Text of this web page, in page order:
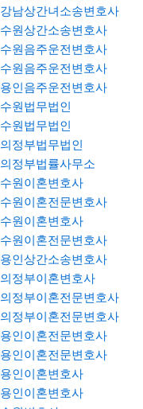
강남상간녀소송변호사
수원상간소송변호사
수원음주운전변호사
수원음주운전변호사
용인음주운전변호사
수원법무법인
수원법무법인
의정부법무법인
의정부법률사무소
수원이혼변호사
수원이혼전문변호사
수원이혼변호사
수원이혼전문변호사
용인상간소송변호사
의정부이혼변호사
의정부이혼전문변호사
의정부이혼전문변호사
용인이혼전문변호사
용인이혼전문변호사
용인이혼변호사
용인이혼변호사